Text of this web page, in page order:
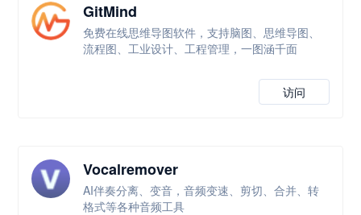
GitMind
免费在线思维导图软件，支持脑图、思维导图、
流程图、工业设计、工程管理，一图涵千面
访问
Vocalremover
AI伴奏分离、变音，音频变速、剪切、合并、转
格式等各种音频工具